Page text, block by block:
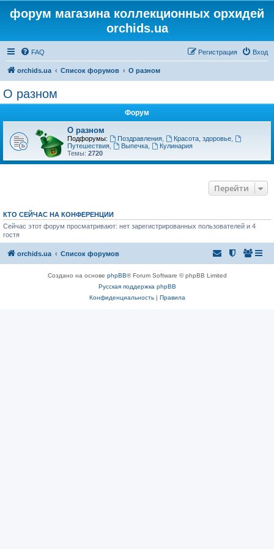
форум магазина коллекционных орхидей
orchids.ua
FAQ Вход
Регистрация
orchids.ua Список форумов О разном
О разном
Форум
О разном
Подфорумы: Поздравления, Красота, здоровье,
Путешествия
Выпечка,
Кулинария
Темы: 2720
Перейти
КТО СЕЙЧАС НА КОНФЕРЕНЦИИ
Сейчас этот форум просматривают: нет зарегистрированных пользователей и 4
гостя
orchids.ua Список форумов
Создано на основе phpBB® Forum Software © phpBB Limited
Русская поддержка phpBB
Конфиденциальность| Правила